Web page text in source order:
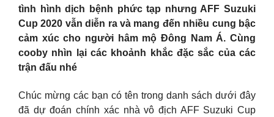
tình hình dịch bệnh phức tạp nhưng AFF Suzuki
Cup 2020 vẫn diễn ra và mang đến nhiều cung bậc
cảm xúc cho người hâm mộ Đông Nam Á. Cùng
cooby nhìn lại các khoảnh khắc đặc sắc của các
trận đấu nhé
Chúc mừng các bạn có tên trong danh sách dưới đây
đã dự đoán chính xác nhà vô địch AFF Suzuki Cup